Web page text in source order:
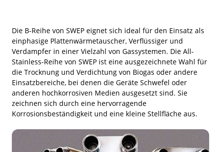
Die B-Reihe von SWEP eignet sich ideal für den Einsatz als
einphasige Plattenwärmetauscher, Verflüssiger und
Verdampfer in einer Vielzahl von Gassystemen. Die All-
Stainless-Reihe von SWEP ist eine ausgezeichnete Wahl für
die Trocknung und Verdichtung von Biogas oder andere
Einsatzbereiche, bei denen die Geräte Schwefel oder
anderen hochkorrosiven Medien ausgesetzt sind. Sie
zeichnen sich durch eine hervorragende
Korrosionsbeständigkeit und eine kleine Stellfläche aus.